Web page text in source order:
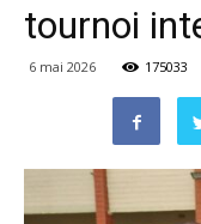
tournoi
6 mai 2026 175033